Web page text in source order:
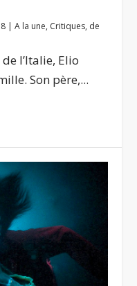
|A la une, Critiques, de
l’Italie, Elio
Son père,...